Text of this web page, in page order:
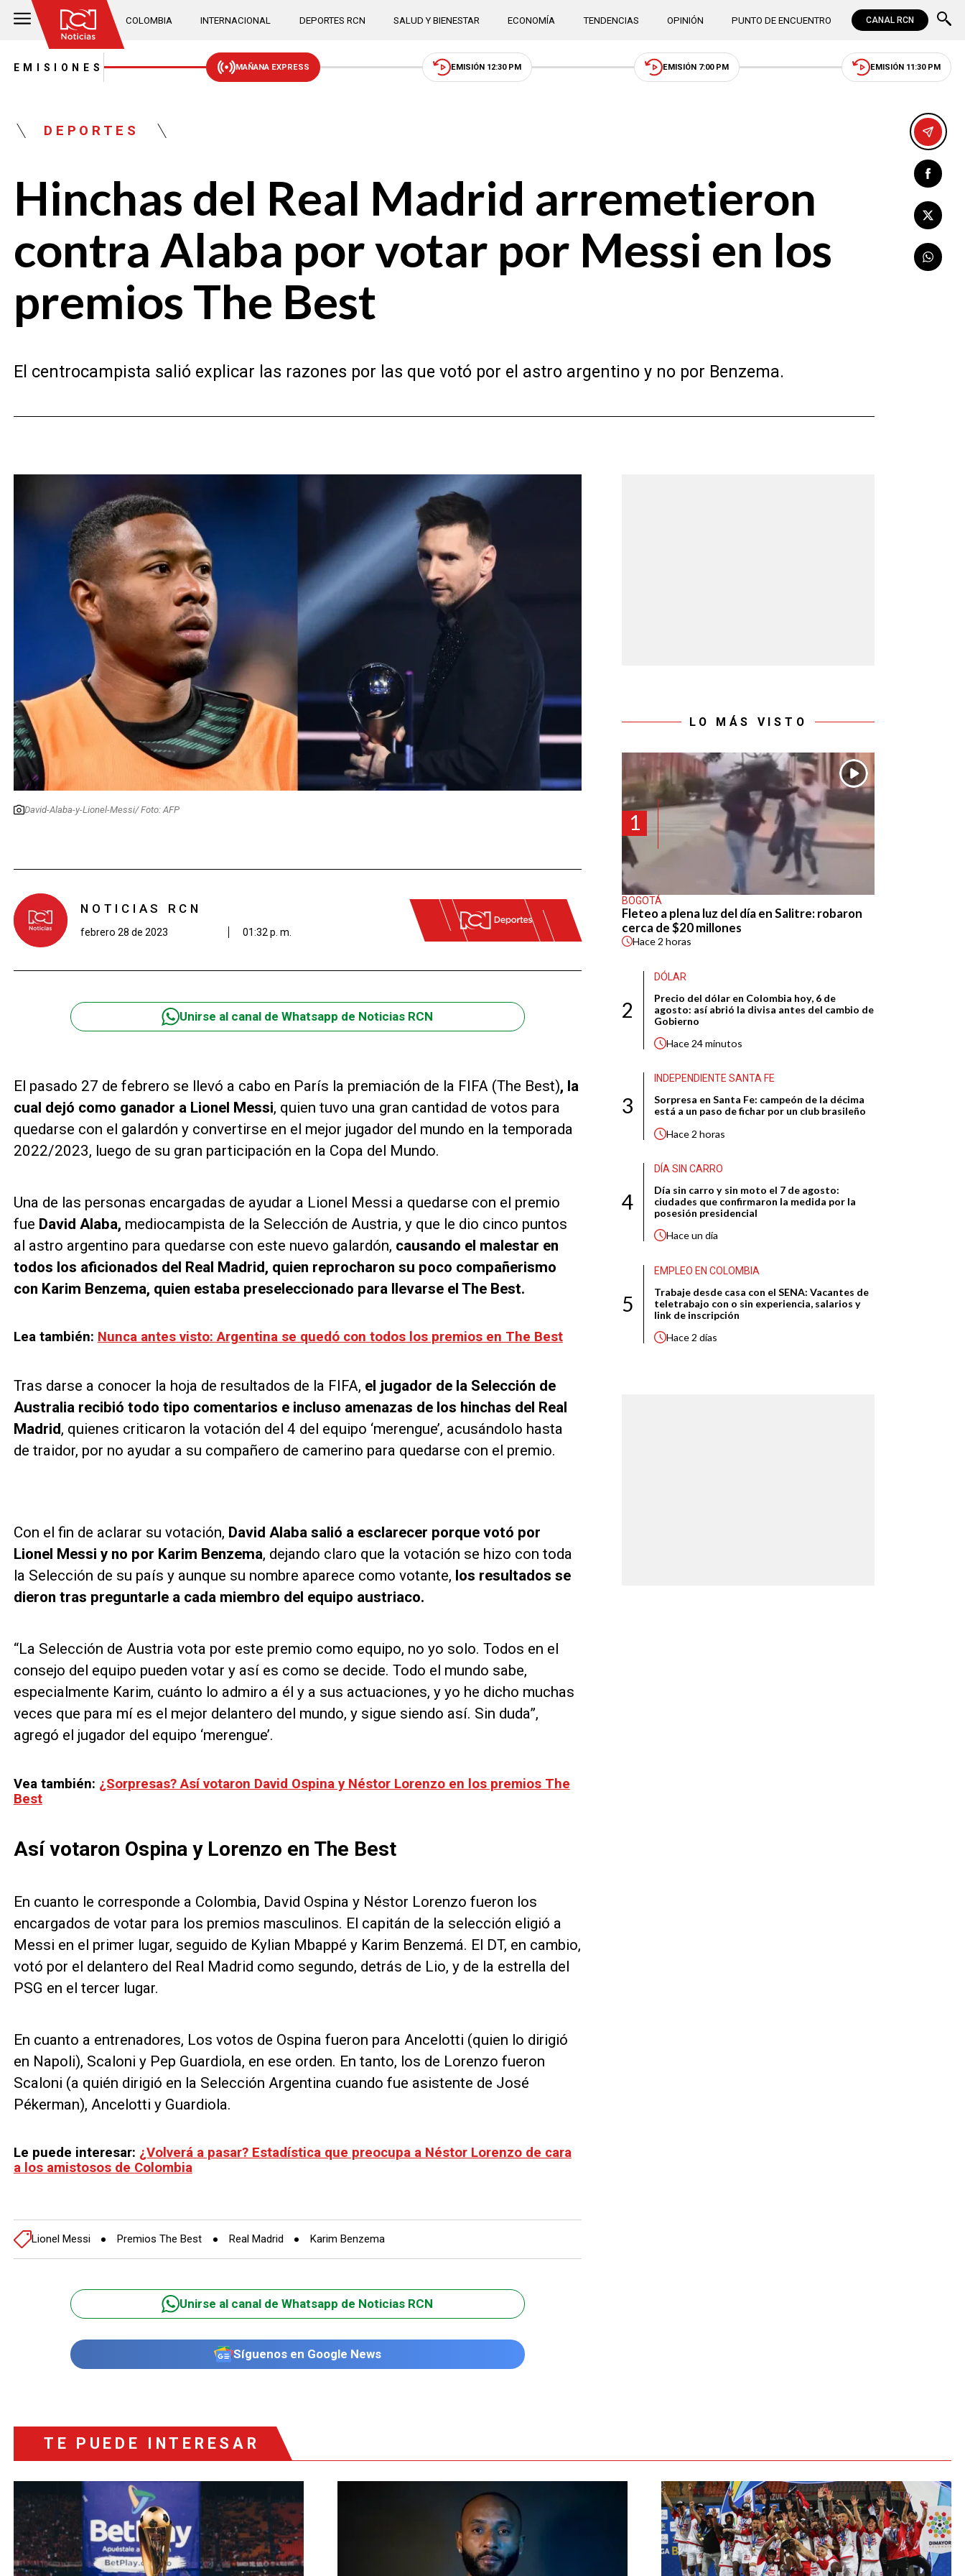
COLOMBIA INTERNACIONAL DEPORTES RCN SALUD Y BIENESTAR ECONOMÍA TENDENCIAS OPINIÓN PUNTO DE ENCUENTRO CANAL RCN
EMISIONES MAÑANA EXPRESS EMISIÓN 12:30 PM EMISIÓN 7:00 PM EMISIÓN 11:30 PM
DEPORTES
Hinchas del Real Madrid arremetieron
contra Alaba por votar por Messi en los
premios The Best
El centrocampista salió explicar las razones por las que votó por el astro argentino y no por Benzema.
David-Alaba-y-Lionel-Messi/ Foto: AFP
NOTICIAS RCN
febrero 28 de 2023 01:32 p. m.
Unirse al canal de Whatsapp de Noticias RCN
El pasado 27 de febrero se llevó a cabo en París la premiación de la FIFA (The Best), la
cual dejó como ganador a Lionel Messi, quien tuvo una gran cantidad de votos para
quedarse con el galardón y convertirse en el mejor jugador del mundo en la temporada
2022/2023, luego de su gran participación en la Copa del Mundo.
Una de las personas encargadas de ayudar a Lionel Messi a quedarse con el premio
fue David Alaba, mediocampista de la Selección de Austria, y que le dio cinco puntos
al astro argentino para quedarse con este nuevo galardón, causando el malestar en
todos los aficionados del Real Madrid, quien reprocharon su poco compañerismo
con Karim Benzema, quien estaba preseleccionado para llevarse el The Best.
Lea también: Nunca antes visto: Argentina se quedó con todos los premios en The Best
Tras darse a conocer la hoja de resultados de la FIFA, el jugador de la Selección de
Australia recibió todo tipo comentarios e incluso amenazas de los hinchas del Real
Madrid, quienes criticaron la votación del 4 del equipo ‘merengue’, acusándolo hasta
de traidor, por no ayudar a su compañero de camerino para quedarse con el premio.
Con el fin de aclarar su votación, David Alaba salió a esclarecer porque votó por
Lionel Messi y no por Karim Benzema, dejando claro que la votación se hizo con toda
la Selección de su país y aunque su nombre aparece como votante, los resultados se
dieron tras preguntarle a cada miembro del equipo austriaco.
“La Selección de Austria vota por este premio como equipo, no yo solo. Todos en el
consejo del equipo pueden votar y así es como se decide. Todo el mundo sabe,
especialmente Karim, cuánto lo admiro a él y a sus actuaciones, y yo he dicho muchas
veces que para mí es el mejor delantero del mundo, y sigue siendo así. Sin duda”,
agregó el jugador del equipo ‘merengue’.
Vea también: ¿Sorpresas? Así votaron David Ospina y Néstor Lorenzo en los premios The
Best
Así votaron Ospina y Lorenzo en The Best
En cuanto le corresponde a Colombia, David Ospina y Néstor Lorenzo fueron los
encargados de votar para los premios masculinos. El capitán de la selección eligió a
Messi en el primer lugar, seguido de Kylian Mbappé y Karim Benzemá. El DT, en cambio,
votó por el delantero del Real Madrid como segundo, detrás de Lio, y de la estrella del
PSG en el tercer lugar.
En cuanto a entrenadores, Los votos de Ospina fueron para Ancelotti (quien lo dirigió
en Napoli), Scaloni y Pep Guardiola, en ese orden. En tanto, los de Lorenzo fueron
Scaloni (a quién dirigió en la Selección Argentina cuando fue asistente de José
Pékerman), Ancelotti y Guardiola.
Le puede interesar: ¿Volverá a pasar? Estadística que preocupa a Néstor Lorenzo de cara
a los amistosos de Colombia
Lionel Messi Premios The Best Real Madrid Karim Benzema
Unirse al canal de Whatsapp de Noticias RCN
Síguenos en Google News
LO MÁS VISTO
1
BOGOTÁ
Fleteo a plena luz del día en Salitre: robaron
cerca de $20 millones
Hace2 horas
2
DÓLAR
Precio del dólar en Colombia hoy, 6 de
agosto: así abrió la divisa antes del cambio de
Gobierno
Hace24 minutos
3
INDEPENDIENTE SANTA FE
Sorpresa en Santa Fe: campeón de la décima
está a un paso de fichar por un club brasileño
Hace2 horas
4
DÍA SIN CARRO
Día sin carro y sin moto el 7 de agosto:
ciudades que confirmaron la medida por la
posesión presidencial
Haceun día
5
EMPLEO EN COLOMBIA
Trabaje desde casa con el SENA: Vacantes de
teletrabajo con o sin experiencia, salarios y
link de inscripción
Hace2 días
TE PUEDE INTERESAR